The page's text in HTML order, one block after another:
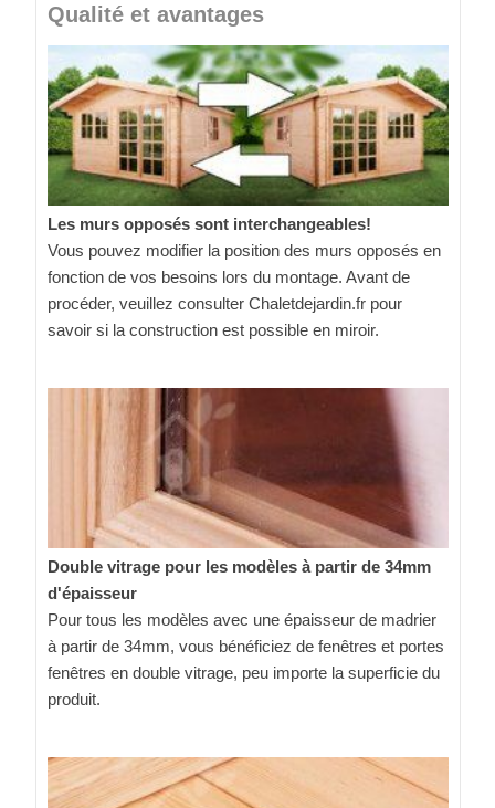
Qualité et avantages
Les murs opposés sont interchangeables!
Vous pouvez modifier la position des murs opposés en
fonction de vos besoins lors du montage. Avant de
procéder, veuillez consulter Chaletdejardin.fr pour
savoir si la construction est possible en miroir.
Double vitrage pour les modèles à partir de 34mm
d'épaisseur
Pour tous les modèles avec une épaisseur de madrier
à partir de 34mm, vous bénéficiez de fenêtres et portes
fenêtres en double vitrage, peu importe la superficie du
produit.